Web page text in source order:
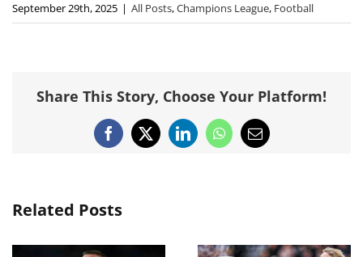
September 29th, 2025 | All Posts,Champions League, Football
Share This Story, Choose Your Platform!
Facebook
X LinkedInWhatsApp
Email
Related Posts